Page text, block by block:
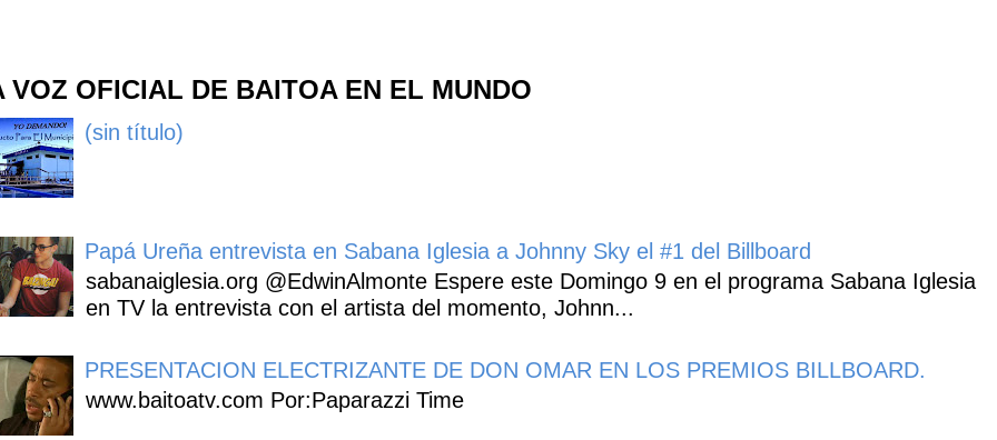
VOZ OFICIAL DE BAITOA EN EL MUNDO
(sin título)
Papá Ureña entrevista en Sabana Iglesia a Johnny Sky el #1 del Billboard
sabanaiglesia.org @EdwinAlmonte Espere este Domingo 9 en el programa Sabana Iglesia
en TV la entrevista con el artista del momento, Johnn...
PRESENTACION ELECTRIZANTE DE DON OMAR EN LOS PREMIOS BILLBOARD.
www.baitoatv.com Por:Paparazzi Time